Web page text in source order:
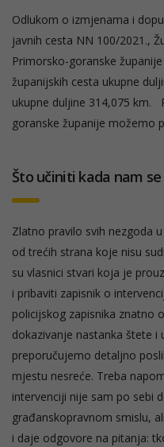
Odlukom o izmjenama i
javnih cesta NN 100/2021.,
Primorsko-goranske
županijskih cesta ukupne
ukupne duljine 314,075 km.
goranske županije možemo
Što učiniti kada nam
Zlatno pravilo svih nezgoda
od trećih strana koje nisu
su vlasnici stvari koja je
i pribaviti zapisnik o
policijskog zapisnika znatno
dokazivanje nastanka štete i
preporučujemo detaljno
mjestu nesreće. Treba
intervenciji nije sam po sebi
građanskopravnom smislu,
i daje odgovore na pitanja: